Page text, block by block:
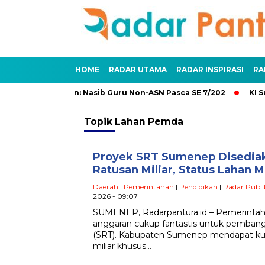
HOME RADAR UTAMA RADAR INSPIRASI
dan Penundaan: Nasib Guru Non-ASN Pasca SE 7/202 KI
Topik Lahan Pemda
Proyek SRT Sumenep
Ratusan Miliar, Status Lahan
Daerah | Pemerintahan | Pendidikan | Radar
2026 - 09:07
SUMENEP, Radarpantura.id –
anggaran cukup fantastis untuk
(SRT). Kabupaten Sumenep mendapat
miliar khusus…